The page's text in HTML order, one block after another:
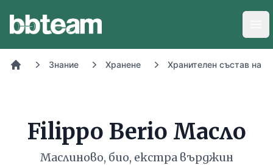
Знание Хранене Хранителен състав на
Filippo Berio Масло
Маслиново, био, екстра върджин